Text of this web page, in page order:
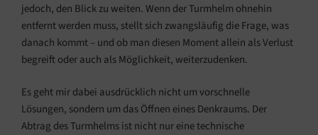
jedoch, den Blick zu weiten. Wenn der Turmhelm ohnehin
entfernt werden muss, stellt sich zwangsläufig die Frage, was
danach kommt – und ob man diesen Moment allein als Verlust
begreift oder auch als Möglichkeit, weiterzudenken.
Es geht mir dabei ausdrücklich nicht um vorschnelle
Lösungen, sondern um das Öffnen eines Denkraums. Der
Abtrag des Turmhelms ist nicht nur eine technische